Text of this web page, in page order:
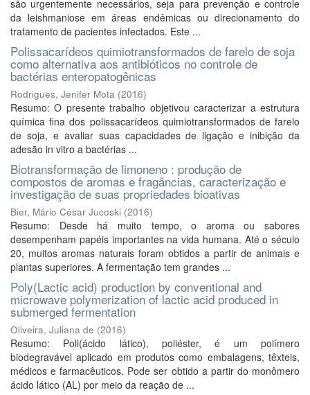
são urgentemente necessários, seja para prevenção e controle
da leishmaniose em áreas endêmicas ou direcionamento do
tratamento de pacientes infectados. Este ...
Polissacarídeos quimiotransformados de farelo de soja
como alternativa aos antibióticos no controle de
bactérias enteropatogênicas
Rodrigues, Jenifer Mota (2016)
Resumo: O presente trabalho objetivou caracterizar a estrutura
química fina dos polissacarídeos quimiotransformados de farelo
de soja, e avaliar suas capacidades de ligação e inibição da
adesão in vitro a bactérias ...
Biotransformação de limoneno : produção de
compostos de aromas e fragâncias, caracterização e
investigação de suas propriedades bioativas
Bier, Mário César Jucoski (2016)
Resumo: Desde há muito tempo, o aroma ou sabores
desempenham papéis importantes na vida humana. Até o século
20, muitos aromas naturais foram obtidos a partir de animais e
plantas superiores. A fermentação tem grandes ...
Poly(Lactic acid) production by conventional and
microwave polymerization of lactic acid produced in
submerged fermentation
Oliveira, Juliana de (2016)
Resumo: Poli(ácido lático), poliéster, é um polímero
biodegravável aplicado em produtos como embalagens, têxteis,
médicos e farmacêuticos. Pode ser obtido a partir do monômero
ácido lático (AL) por meio da reação de ...